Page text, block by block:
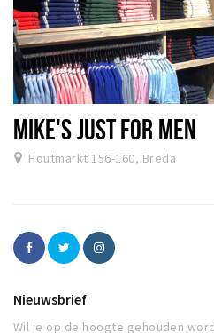
MIKE'S JUST FOR MEN
Houtmarkt 156-160, Breda
Nieuwsbrief
Wil je op de hoogte gehouden